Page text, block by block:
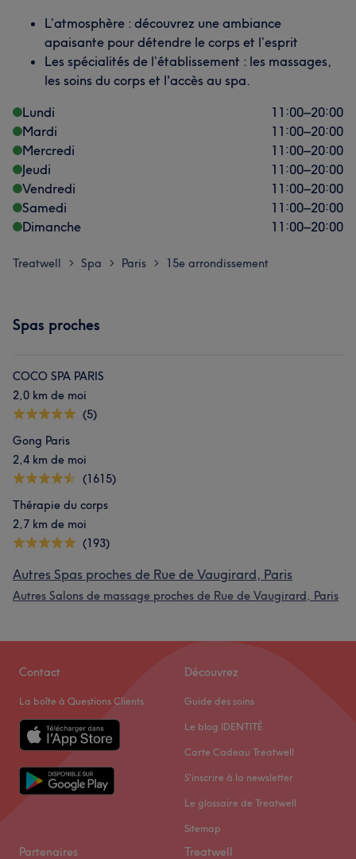
L’atmosphère : découvrez une ambiance
apaisante pour détendre le corps et l’esprit
Les spécialités de l’établissement : les massages,
les soins du corps et l'accès au spa.
Lundi
11:00–20:00
Mardi
11:00–20:00
Mercredi
11:00–20:00
Jeudi
11:00–20:00
Vendredi
11:00–20:00
Samedi
11:00–20:00
Dimanche
11:00–20:00
Treatwell > Spa > Paris > 15e arrondissement
Spas proches
COCO SPA PARIS
2,0 km de moi
(5)
Gong Paris
2,4 km de moi
(1615)
Thérapie du corps
2,7 km de moi
(193)
Autres Spas proches de Rue de Vaugirard, Paris
Autres Salons de massage proches de Rue de Vaugirard, Paris
Contact
La boîte à Questions Clients
Découvrez
Guide des soins
Le blog IDENTITÉ
Carte Cadeau Treatwell
S'inscrire à la newsletter
Le glossaire de Treatwell
Sitemap
Partenaires Treatwell